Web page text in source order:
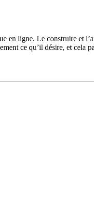
ligne. Le construire et
ce qu’il désire, et cela